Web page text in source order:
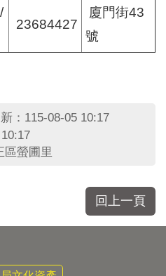
23684427
廈門街43
號
：115-08-05 10:17
區螢圃里
回上一頁